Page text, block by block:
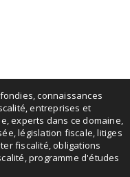
,connaissances
,entreprises et
,experts dans ce domaine,
,législation fiscale,litiges
fiscalité,obligations
,programme d'études